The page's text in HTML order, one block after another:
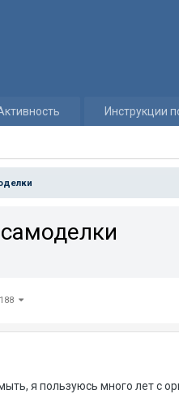
Инструкции
я пользуюсь много лет с